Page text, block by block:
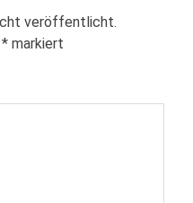
veröffentlicht.
* markiert